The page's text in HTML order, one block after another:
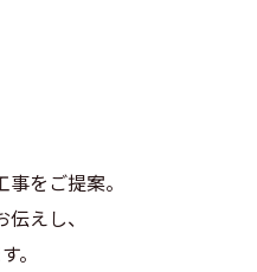
をご提案。
えし、
。